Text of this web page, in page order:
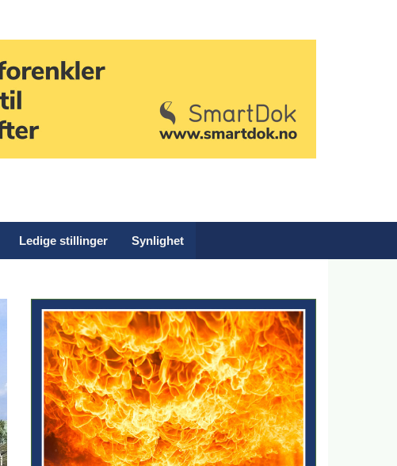
Ledige stillinger Synlighet